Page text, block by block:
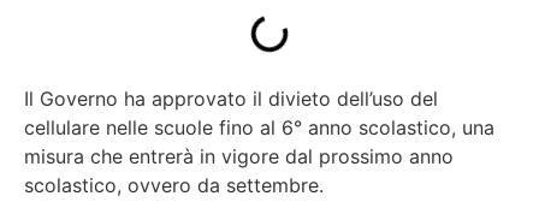
Il Governo ha approvato il divieto dell’uso del
cellulare nelle scuole fino al 6° anno scolastico, una
misura che entrerà in vigore dal prossimo anno
scolastico, ovvero da settembre.